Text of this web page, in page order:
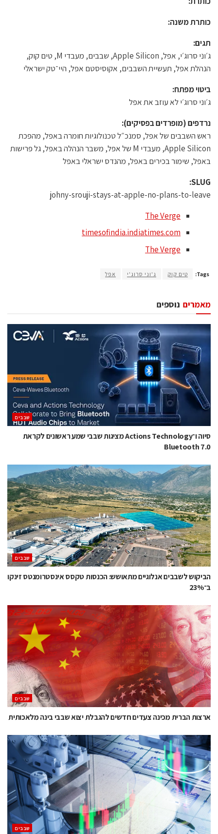
כותרת משנה:
תגים:
ג׳וני סרוג׳י, אפל, Apple Silicon, שבבים, מעבדי M, טים קוק,
הנהלת אפל, תעשיית השבבים, אקוסיסטם אפל, היי־טק ישראלי
ביטוי מפתח:
ג׳וני סרוג׳י לא עוזב את אפל
נרדפים (מופרדים בפסיקים):
ראש השבבים של אפל, סמנכ״ל טכנולוגיות חומרה באפל, מהפכת
Apple Silicon, מעבדי M של אפל, משבר הנהלה באפל, גל פרישות
באפל, שימור בכירים באפל, מהנדס ישראלי באפל
SLUG:
johny-srouji-stays-at-apple-no-plans-to-leave
The Verge
timesofindia.indiatimes.com
The Verge
Tags: טים קוק ג'וני סרוג'י אפל
נוספים מאמרים
‫שבבים‬
סיוה ו־Actions Technology מציגות שבבי שמע ראשונים לקראת
Bluetooth 7.0
‫שבבים‬
הביקוש לשבבים אנלוגיים מתאושש: הכנסות טקסס אינסטרומנטס זינקו
ב־23%
‫שבבים‬
ארצות הברית מכינה צעדים חדשים להגבלת יצוא שבבי בינה מלאכותית
‫שבבים‬